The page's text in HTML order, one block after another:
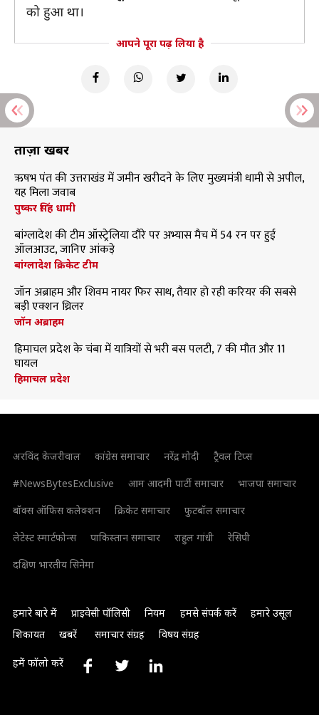
को हुआ था।
आपने पूरा पढ़ लिया है
ताज़ा खबरें
ऋषभ पंत की उत्तराखंड में जमीन खरीदने के लिए मुख्यमंत्री धामी से अपील,
यह मिला जवाब
पुष्कर सिंह धामी
बांग्लादेश की टीम ऑस्ट्रेलिया दौरे पर अभ्यास मैच में 54 रन पर हुई
ऑलआउट, जानिए आंकड़े
बांग्लादेश क्रिकेट टीम
जॉन अब्राहम और शिवम नायर फिर साथ, तैयार हो रही करियर की सबसे
बड़ी एक्शन थ्रिलर
जॉन अब्राहम
हिमाचल प्रदेश के चंबा में यात्रियों से भरी बस पलटी, 7 की मौत और 11
घायल
हिमाचल प्रदेश
अरविंद केजरीवाल कांग्रेस समाचार नरेंद्र मोदी
ट्रैवल टिप्स
#NewsBytesExclusive
आम आदमी पार्टी समाचार
भाजपा समाचार
बॉक्स ऑफिस कलेक्शन
क्रिकेट समाचार
फुटबॉल समाचार
लेटेस्ट स्मार्टफोन्स
पाकिस्तान समाचार राहुल गांधी
रेसिपी
दक्षिण भारतीय सिनेमा
हमारे बारे में प्राइवेसी पॉलिसी नियम हमसे संपर्क करें
हमारे उसूल
शिकायत
खबरें समाचार संग्रह विषय संग्रह
हमें फॉलो करें